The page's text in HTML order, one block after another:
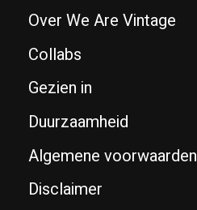
Over We Are Vintage
Collabs
Gezien in
Duurzaamheid
Algemene voorwaarden
Disclaimer